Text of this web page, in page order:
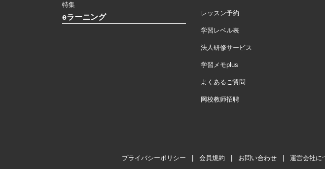
特集
eラーニング レッスン予約
学習レベル表
法人研修サービス
学習メモplus
よくあるご質問
网校教师招聘
プライバシーポリシー 会員規約 お問い合わせ 運営会社に